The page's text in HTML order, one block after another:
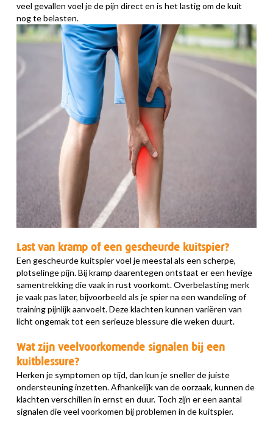
veel gevallen voel je de pijn direct en is het lastig om de kuit
nog te belasten.
Last van kramp of een gescheurde kuitspier?
Een gescheurde kuitspier voel je meestal als een scherpe,
plotselinge pijn. Bij kramp daarentegen ontstaat er een hevige
samentrekking die vaak in rust voorkomt. Overbelasting merk
je vaak pas later, bijvoorbeeld als je spier na een wandeling of
training pijnlijk aanvoelt. Deze klachten kunnen variëren van
licht ongemak tot een serieuze blessure die weken duurt.
Wat zijn veelvoorkomende signalen bij een
kuitblessure?
Herken je symptomen op tijd, dan kun je sneller de juiste
ondersteuning inzetten. Afhankelijk van de oorzaak, kunnen de
klachten verschillen in ernst en duur. Toch zijn er een aantal
signalen die veel voorkomen bij problemen in de kuitspier.